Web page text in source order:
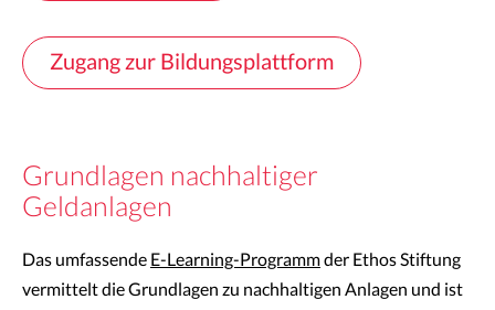
Zugang zur Bildungsplattform
Grundlagen nachhaltiger
Geldanlagen
Das umfassende E-Learning-Programmder Ethos Stiftung
vermittelt die Grundlagen zu nachhaltigen Anlagen und ist